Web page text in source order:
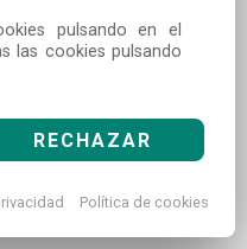
pulsando en el
las cookies pulsando
RECHAZAR
Política de cookies